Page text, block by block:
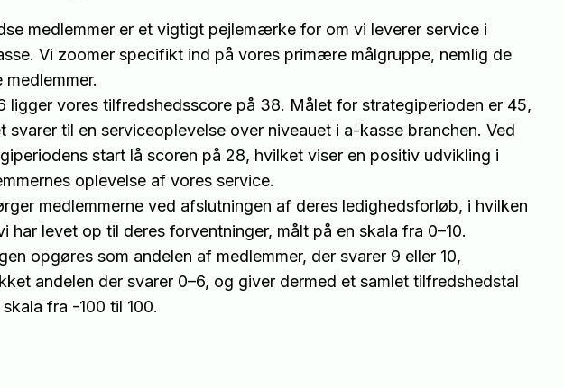
medlemmer er et vigtigt pejlemærke for om vi leverer service i
Vi zoomer specifikt ind på vores primære målgruppe, nemlig de
medlemmer.
ligger vores tilfredshedsscore på 38. Målet for strategiperioden er 45,
svarer til en serviceoplevelse over niveauet i a-kasse branchen. Ved
start lå scoren på 28, hvilket viser en positiv udvikling i
oplevelse af vores service.
medlemmerne ved afslutningen af deres ledighedsforløb, i hvilken
har levet op til deres forventninger, målt på en skala fra 0–10.
opgøres som andelen af medlemmer, der svarer 9 eller 10,
andelen der svarer 0–6, og giver dermed et samlet tilfredshedstal
skala fra -100 til 100.